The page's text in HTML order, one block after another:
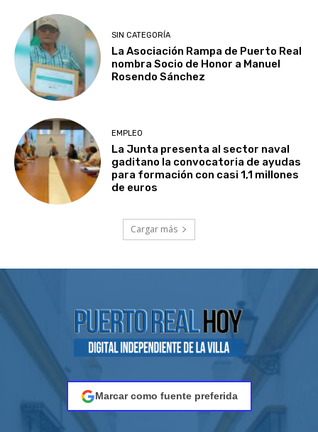
SIN CATEGORÍA
La Asociación Rampa de Puerto Real
nombra Socio de Honor a Manuel
Rosendo Sánchez
EMPLEO
La Junta presenta al sector naval
gaditano la convocatoria de ayudas
para formación con casi 1,1 millones
de euros
Cargar más
Marcar como fuente preferida